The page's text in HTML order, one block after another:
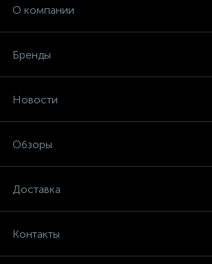
О компании
Бренды
Новости
Обзоры
Доставка
Контакты